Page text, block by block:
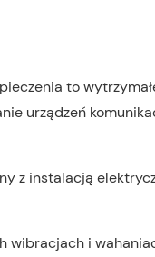
to
urządzeń
z instalacją
wibracjach i